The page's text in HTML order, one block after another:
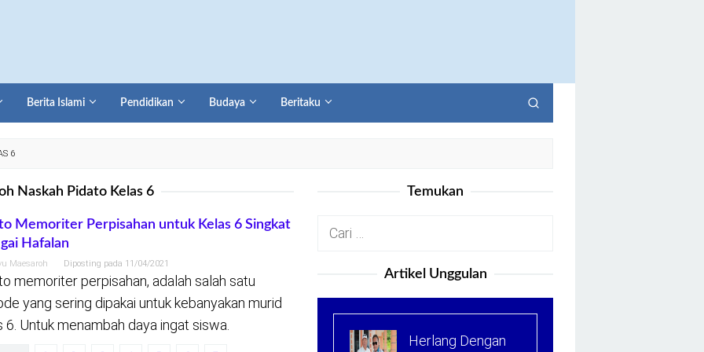
Berita Islami Pendidikan Budaya Beritaku
6
Naskah Pidato Kelas 6
Memoriter Perpisahan untuk Kelas 6 Singkat
Hafalan
Maesaroh Diposting pada 11/04/2021
memoriter perpisahan, adalah salah satu
yang sering dipakai untuk kebanyakan murid
6. Untuk menambah daya ingat siswa.
Temukan
Cari
Artikel Unggulan
Herlang Dengan